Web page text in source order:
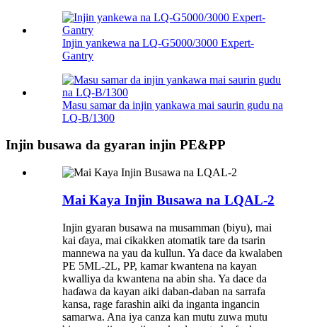
Injin yankewa na LQ-G5000/3000 Expert-
Gantry
Masu samar da injin yankawa mai saurin gudu na
LQ-B/1300
Injin busawa da gyaran injin PE&PP
Mai Kaya Injin Busawa na LQAL-2
Injin gyaran busawa na musamman (biyu), mai
kai ɗaya, mai cikakken atomatik tare da tsarin
mannewa na yau da kullun. Ya dace da kwalaben
PE 5ML-2L, PP, kamar kwantena na kayan
kwalliya da kwantena na abin sha. Ya dace da
haɗawa da kayan aiki daban-daban na sarrafa
kansa, rage farashin aiki da inganta ingancin
samarwa. Ana iya canza kan mutu zuwa mutu